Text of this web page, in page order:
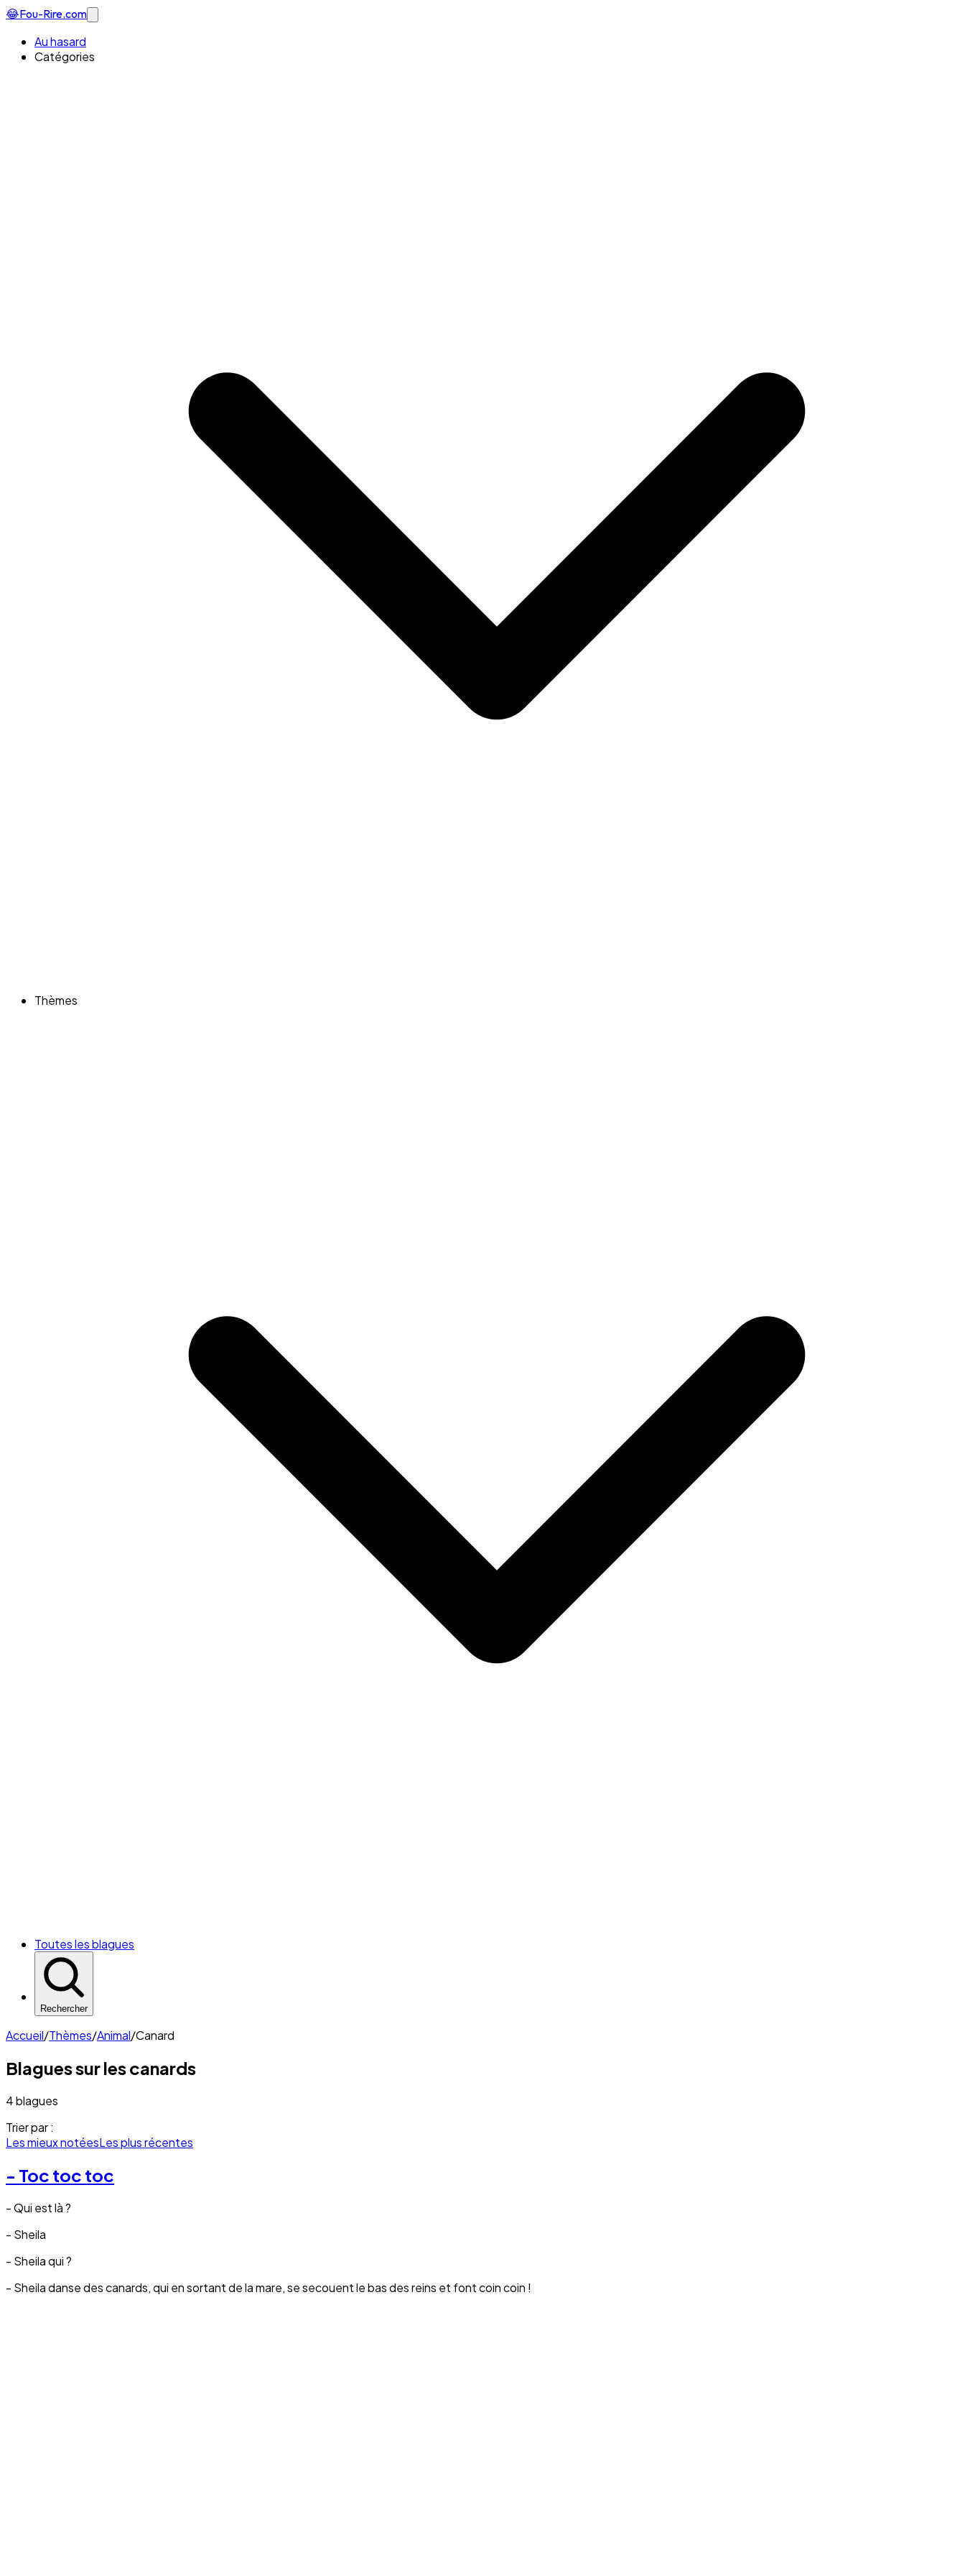
😂Fou-Rire.com
Au hasard
Catégories
Thèmes
Toutes les blagues
Rechercher
Accueil/Thèmes/Animal/Canard
Blagues sur lescanards
4 blagues
Trier par :
Les mieux notéesLes plus récentes
- Toc toc toc
- Qui est là ?
- Sheila
- Sheila qui ?
- Sheila danse des canards, qui en sortant de la mare, se secouent le bas des reins et font coin coin !